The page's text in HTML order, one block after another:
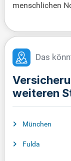
menschlichen
Das
weiteren
München
Fulda